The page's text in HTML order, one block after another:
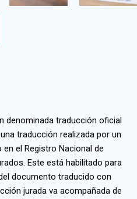
denominada traducción oficial
traducción realizada por un
el Registro Nacional de
Este está habilitado para
documento traducido con
jurada va acompañada de